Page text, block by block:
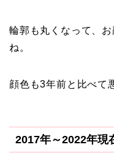
輪郭も丸くなって、
ね。
顔色も3年前と比べて
2017年～2022年現